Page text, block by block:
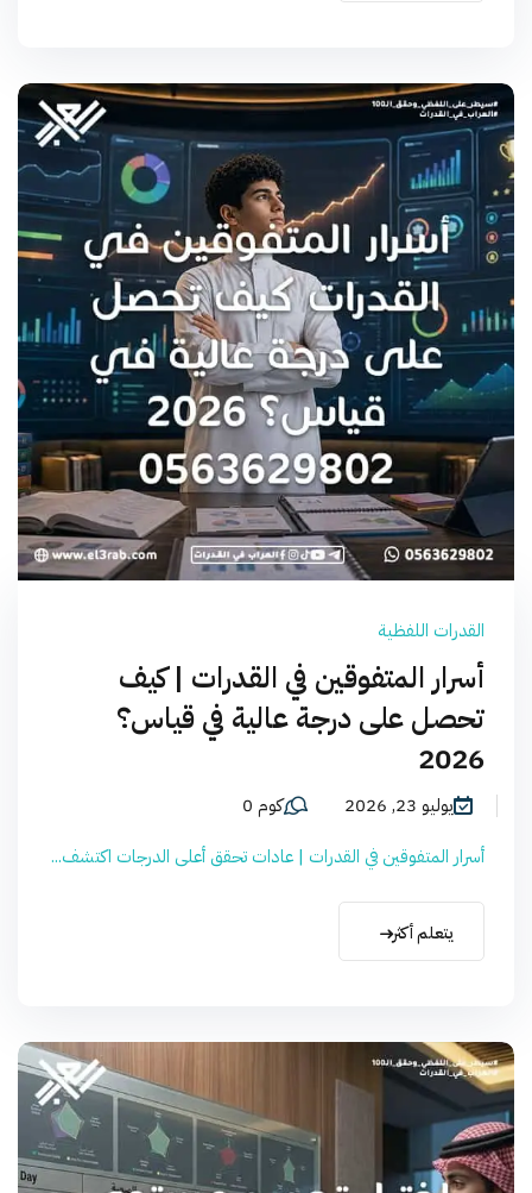
القدرات اللفظية
أسرار المتفوقين في القدرات | كيف
تحصل على درجة عالية في قياس؟
2026
يوليو 23, 2026
كوم 0
أسرار المتفوقين في القدرات | عادات تحقق أعلى الدرجات اكتشف...
يتعلم أكثر